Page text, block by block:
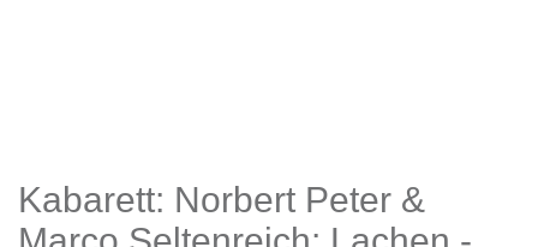
Kabarett: Norbert Peter &